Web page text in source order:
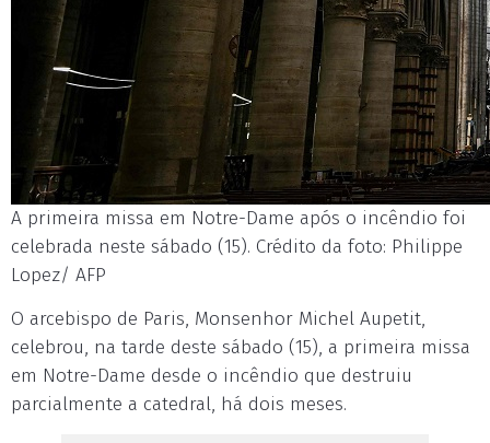
A primeira missa em Notre-Dame após o incêndio foi
celebrada neste sábado (15). Crédito da foto: Philippe
Lopez/ AFP
O arcebispo de Paris, Monsenhor Michel Aupetit,
celebrou, na tarde deste sábado (15), a primeira missa
em Notre-Dame desde o incêndio que destruiu
parcialmente a catedral, há dois meses.